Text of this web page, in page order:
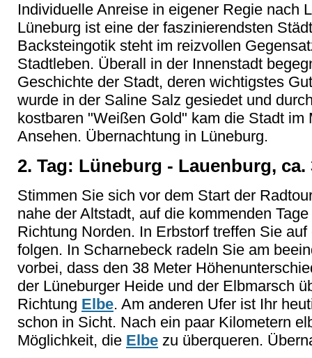
Individuelle Anreise in eigener Regie nach
Lüneburg ist eine der faszinierendsten
Backsteingotik steht im reizvollen
Stadtleben. Überall in der Innenstadt
Geschichte der Stadt, deren wichtigstes
wurde in der Saline Salz gesiedet und
kostbaren "Weißen Gold" kam die Stadt
Ansehen. Übernachtung in Lüneburg.
2. Tag: Lüneburg - Lauenburg, ca.
Stimmen Sie sich vor dem Start der
nahe der Altstadt, auf die kommenden
Richtung Norden. In Erbstorf treffen Sie
folgen. In Scharnebeck radeln Sie am
vorbei, dass den 38 Meter
der Lüneburger Heide und der Elbmarsch
Richtung Elbe. Am anderen Ufer ist Ihr
schon in Sicht. Nach ein paar Kilometern
Möglichkeit, die Elbe zu überqueren.